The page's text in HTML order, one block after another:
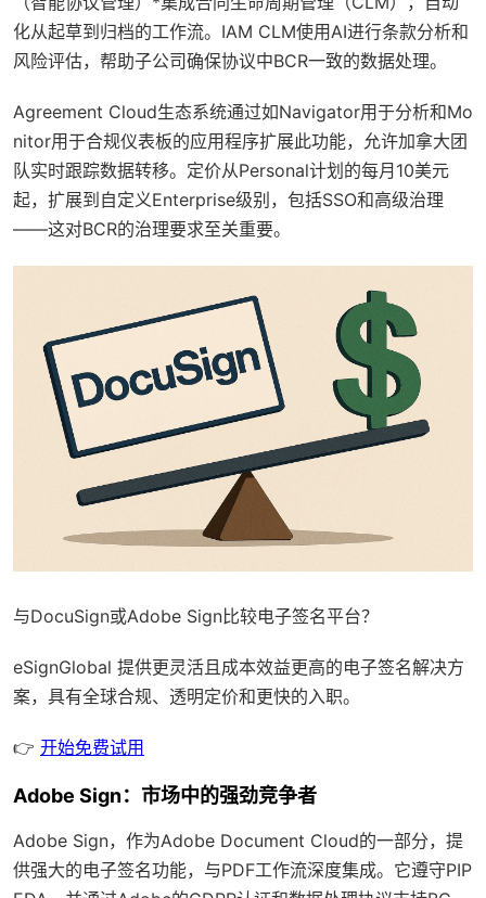
化从起草到归档的工作流。IAM CLM使用AI进行条款分析和
风险评估，帮助子公司确保协议中BCR一致的数据处理。
Agreement Cloud生态系统通过如Navigator用于分析和Mo
nitor用于合规仪表板的应用程序扩展此功能，允许加拿大团
队实时跟踪数据转移。定价从Personal计划的每月10美元
起，扩展到自定义Enterprise级别，包括SSO和高级治理
——这对BCR的治理要求至关重要。
与DocuSign或Adobe Sign比较电子签名平台？
eSignGlobal 提供更灵活且成本效益更高的电子签名解决方
案，具有全球合规、透明定价和更快的入职。
👉 开始免费试用
Adobe Sign：市场中的强劲竞争者
Adobe Sign，作为Adobe Document Cloud的一部分，提
供强大的电子签名功能，与PDF工作流深度集成。它遵守PIP